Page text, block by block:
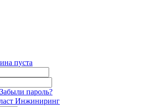
пуста
Забыли пароль?
Инжиниринг